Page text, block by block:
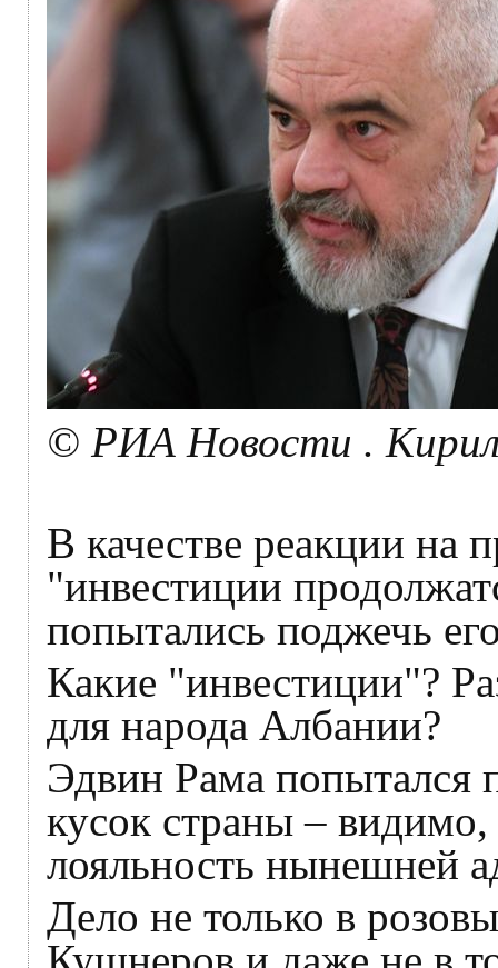
© РИА Новости .
В качестве реакции на
"инвестиции
попытались поджечь
Какие "инвестиции"?
для народа Албании?
Эдвин Рама попытался
кусок страны –
лояльность нынешней
Дело не только в